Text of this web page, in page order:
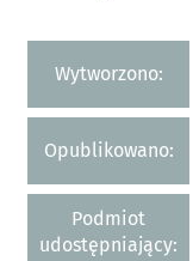
Metryczka
Wytworzono:
Opublikowano:
Podmiot
udostępniający: